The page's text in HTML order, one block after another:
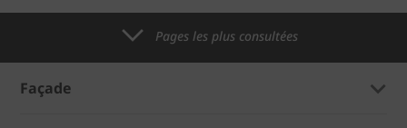
Pages les plus consultées
Façade